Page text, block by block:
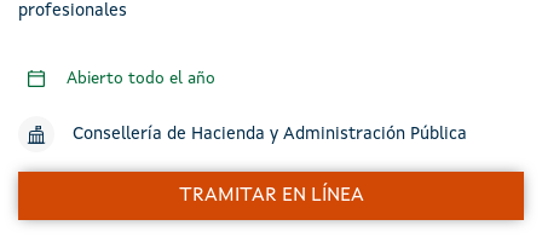
profesionales
Abierto todo el año
Consellería de Hacienda y Administración Pública
TRAMITAR EN LÍNEA